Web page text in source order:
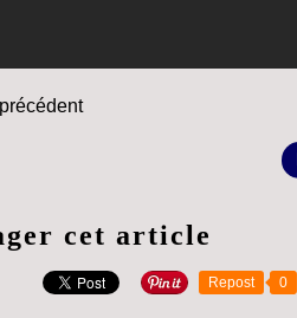
cet article
Repost 0